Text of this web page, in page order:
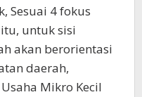
Sesuai 4 fokus
untuk sisi
akan berorientasi
daerah,
Mikro Kecil